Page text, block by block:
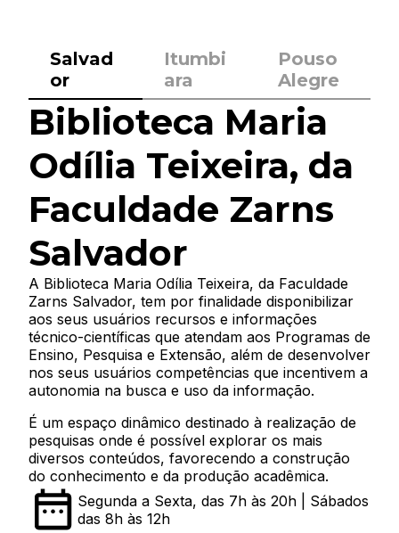
Salvad
or
Itumbi
ara
Pouso
Alegre
Biblioteca Maria
Odília Teixeira, da
Faculdade Zarns
Salvador
A Biblioteca Maria Odília Teixeira, da Faculdade
Zarns Salvador, tem por finalidade disponibilizar
aos seus usuários recursos e informações
técnico-científicas que atendam aos Programas de
Ensino, Pesquisa e Extensão, além de desenvolver
nos seus usuários competências que incentivem a
autonomia na busca e uso da informação.
É um espaço dinâmico destinado à realização de
pesquisas onde é possível explorar os mais
diversos conteúdos, favorecendo a construção
do conhecimento e da produção acadêmica.
Segunda a Sexta, das 7h às 20h | Sábados
das 8h às 12h